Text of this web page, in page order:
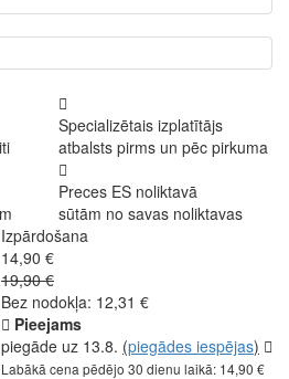
Specializētais izplatītājs
atbalsts pirms un pēc pirkuma
Preces ES noliktavā
sūtām no savas noliktavas
Izpārdošana
14,90 €
19,90 €
Bez nodokļa: 12,31 €
Pieejams
piegāde uz 13.8. (piegādes iespējas)
Labākā cena pēdējo 30 dienu laikā: 14,90 €